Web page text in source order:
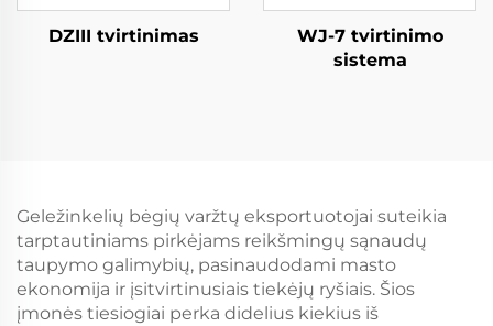
DZIII tvirtinimas
WJ-7 tvirtinimo
sistema
Geležinkelių bėgių varžtų eksportuotojai suteikia
tarptautiniams pirkėjams reikšmingų sąnaudų
taupymo galimybių, pasinaudodami masto
ekonomija ir įsitvirtinusiais tiekėjų ryšiais. Šios
įmonės tiesiogiai perka didelius kiekius iš